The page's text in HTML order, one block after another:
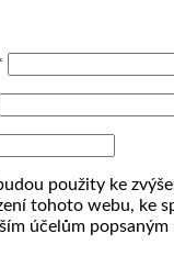
použity ke
tohoto webu, ke
účelům popsaným